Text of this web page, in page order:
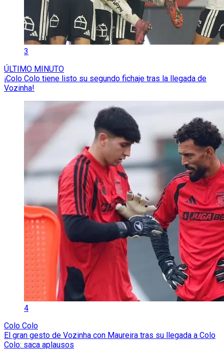
3
ÚLTIMO MINUTO
¡Colo Colo tiene listo su segundo fichaje tras la llegada de
Vozinha!
4
Colo Colo
El gran gesto de Vozinha con Maureira tras su llegada a Colo
Colo: saca aplausos